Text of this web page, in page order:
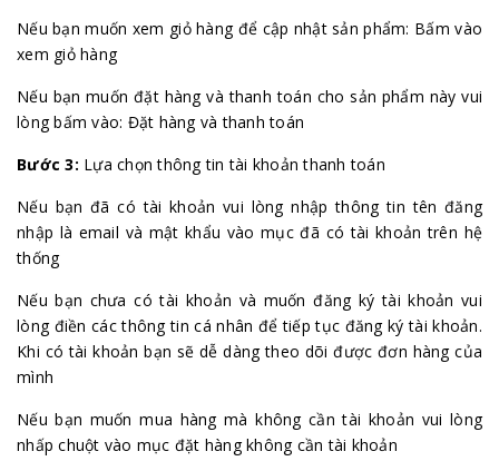
Nếu bạn muốn xem giỏ hàng để cập nhật sản phẩm: Bấm vào
xem giỏ hàng
Nếu bạn muốn đặt hàng và thanh toán cho sản phẩm này vui
lòng bấm vào: Đặt hàng và thanh toán
Bước 3: Lựa chọn thông tin tài khoản thanh toán
Nếu bạn đã có tài khoản vui lòng nhập thông tin tên đăng
nhập là email và mật khẩu vào mục đã có tài khoản trên hệ
thống
Nếu bạn chưa có tài khoản và muốn đăng ký tài khoản vui
lòng điền các thông tin cá nhân để tiếp tục đăng ký tài khoản.
Khi có tài khoản bạn sẽ dễ dàng theo dõi được đơn hàng của
mình
Nếu bạn muốn mua hàng mà không cần tài khoản vui lòng
nhấp chuột vào mục đặt hàng không cần tài khoản